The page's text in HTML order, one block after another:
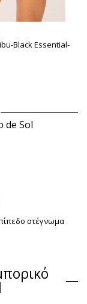
Black Essential-
de Sol
στέγνωμα
TEX - Chlorine